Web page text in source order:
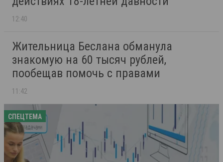
12:40
Жительница Беслана обманула
знакомую на 60 тысяч рублей,
пообещав помочь с правами
11:42
СПЕЦТЕМА